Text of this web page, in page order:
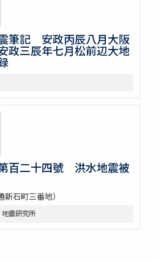
筆記 安政丙辰八月大阪
三辰年七月松前辺大地
百二十四號 洪水地震被
石町三番地）
震研究所